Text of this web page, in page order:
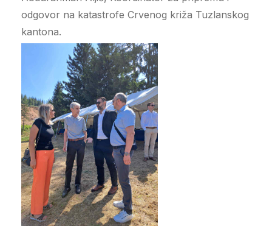
odgovor na katastrofe Crvenog križa Tuzlanskog
kantona.